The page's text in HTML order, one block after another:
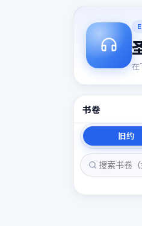
在
书卷
旧约